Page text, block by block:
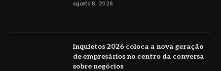
agosto 8, 2026
Inquietos 2026 coloca a nova geração
de empresários no centro da conversa
sobre negócios